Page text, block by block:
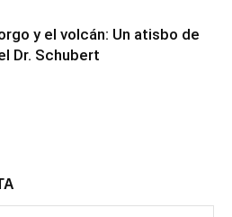
y el volcán: Un atisbo de
Dr. Schubert